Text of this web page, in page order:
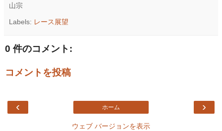
山宗
Labels: レース展望
0 件のコメント:
コメントを投稿
‹ ›
ホーム
ウェブ バージョンを表示